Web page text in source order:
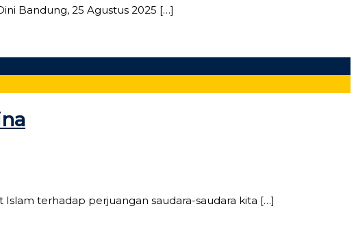
Bandung, 25 Agustus 2025 […]
terhadap perjuangan saudara-saudara kita […]